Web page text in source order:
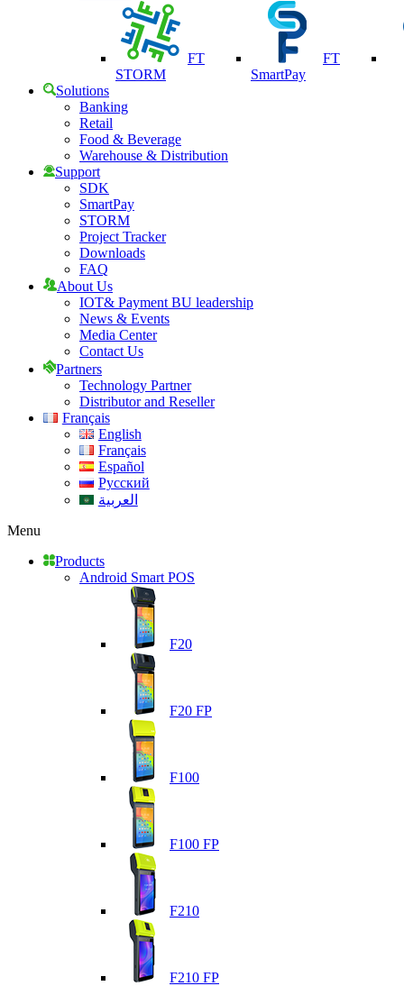
FT
STORM
FT
SmartPay
Solutions
Banking
Retail
Food & Beverage
Warehouse & Distribution
Support
SDK
SmartPay
STORM
Project Tracker
Downloads
FAQ
About Us
IOT& Payment BU leadership
News & Events
Media Center
Contact Us
Partners
Technology Partner
Distributor and Reseller
Français
English
Français
Español
Русский
العربية
Menu
Products
Android Smart POS
F20
F20 FP
F100
F100 FP
F210
F210 FP